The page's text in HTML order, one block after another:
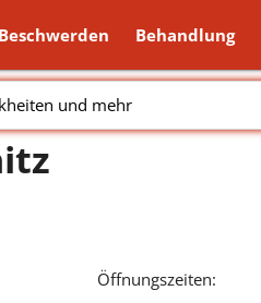
Beschwerden Behandlung
und mehr
Öffnungszeiten: